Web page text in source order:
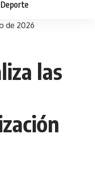
Deporte
de 2026
las